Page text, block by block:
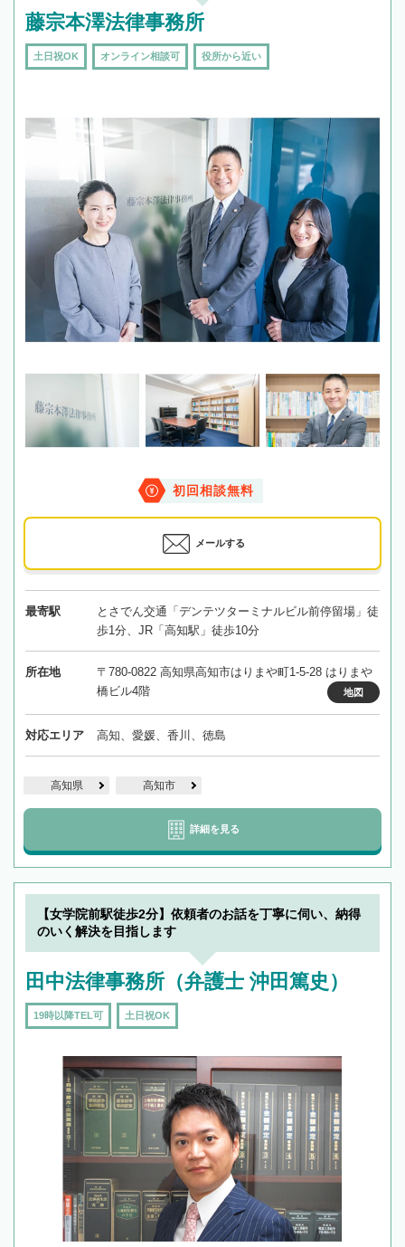
藤宗本澤法律事務所
土日祝OK オンライン相談可 役所から近い
初回相談無料
メールする
最寄駅
とさでん交通「デンテツターミナルビル前停留場」徒
歩1分、JR「高知駅」徒歩10分
所在地
〒780-0822 高知県高知市はりまや町1-5-28 はりまや
橋ビル4階
地図
対応エリア 高知、愛媛、香川、徳島
高知県 高知市
詳細を見る
【女学院前駅徒歩2分】依頼者のお話を丁寧に伺い、納得
のいく解決を目指します
田中法律事務所（弁護士 沖田篤史）
19時以降TEL可 土日祝OK